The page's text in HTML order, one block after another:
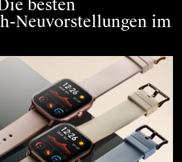
besten
Neuvorstellungen im